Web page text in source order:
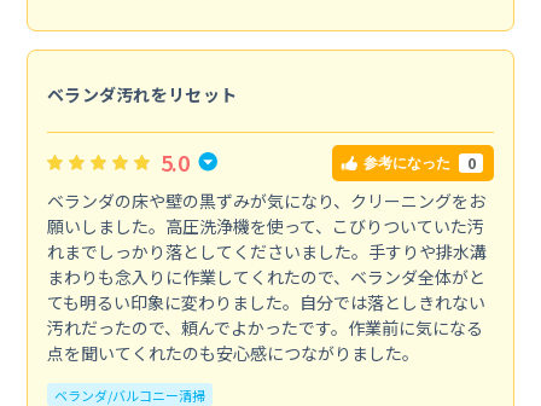
ベランダ汚れをリセット
5.0 参考になった 0
ベランダの床や壁の黒ずみが気になり、クリーニングをお
願いしました。高圧洗浄機を使って、こびりついていた汚
れまでしっかり落としてくださいました。手すりや排水溝
まわりも念入りに作業してくれたので、ベランダ全体がと
ても明るい印象に変わりました。自分では落としきれない
汚れだったので、頼んでよかったです。作業前に気になる
点を聞いてくれたのも安心感につながりました。
ベランダ/バルコニー清掃